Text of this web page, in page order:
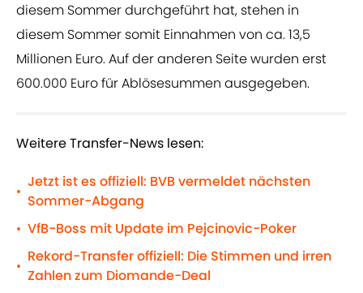
diesem Sommer durchgeführt hat, stehen in
diesem Sommer somit Einnahmen von ca. 13,5
Millionen Euro. Auf der anderen Seite wurden erst
600.000 Euro für Ablösesummen ausgegeben.
Weitere Transfer-News lesen:
•
Jetzt ist es offiziell: BVB vermeldet nächsten
Sommer-Abgang
• VfB-Boss mit Update im Pejcinovic-Poker
•
Rekord-Transfer offiziell: Die Stimmen und irren
Zahlen zum Diomande-Deal